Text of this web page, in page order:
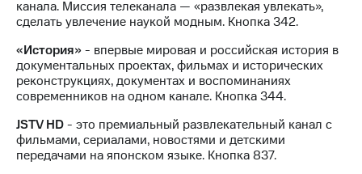
тарифом
Тарифы
Интернет,
ТВ и телефон
для дома
Услуги
Мой
МТС
Акции
Видеонаблюдение
290 ₽/
мес
канала. Миссия телеканала — «развлекая увлекать»,
сделать увлечение наукой модным. Кнопка 342.
«История»- впервые мировая и российская история в
документальных проектах, фильмах и исторических
реконструкциях, документах и воспоминаниях
современников на одном канале. Кнопка 344.
JSTV HD- это премиальный развлекательный канал с
фильмами, сериалами, новостями и детскими
передачами на японском языке. Кнопка 837.